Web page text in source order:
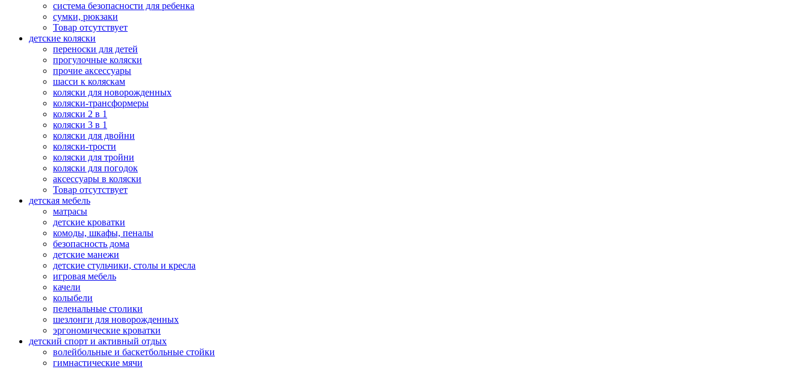
система безопасности для ребенка
сумки, рюкзаки
Товар отсутствует
детские коляски
переноски для детей
прогулочные коляски
прочие аксессуары
шасси к коляскам
коляски для новорожденных
коляски-трансформеры
коляски 2 в 1
коляски 3 в 1
коляски для двойни
коляски-трости
коляски для тройни
коляски для погодок
аксессуары в коляски
Товар отсутствует
детская мебель
матрасы
детские кроватки
комоды, шкафы, пеналы
безопасность дома
детские манежи
детские стульчики, столы и кресла
игровая мебель
качели
колыбели
пеленальные столики
шезлонги для новорожденных
эргономические кроватки
детский спорт и активный отдых
волейбольные и баскетбольные стойки
гимнастические мячи